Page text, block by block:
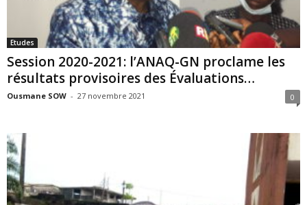
Etudes
Session 2020-2021: l’ANAQ-GN proclame les
résultats provisoires des Évaluations…
Ousmane SOW - 27 novembre 2021 0